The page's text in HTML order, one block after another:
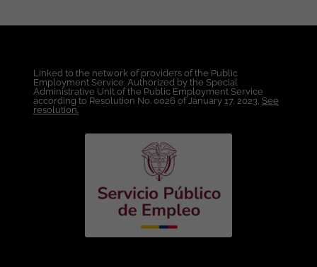
Bogotá. Modalidad de Trabajo: Híbrido.
Tipo de Contrato: A término indefinido
directo por la Compañía. Salario: A
el perfil técnico. Esta vacante es
divulgada a través de ticjob.co
Linked to the network of providers of the Public
Employment Service. Authorized by the Special
Administrative Unit of the Public Employment Service
according to Resolution No. 0026 of January 17, 2023, See
resolution.